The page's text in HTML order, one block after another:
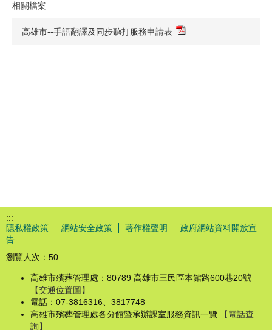
相關檔案
高雄市--手語翻譯及同步聽打服務申請表
:::
隱私權政策
網站安全政策 著作權聲明
政府網站資料開放宣
告
瀏覽人次： 50
高雄市殯葬管理處：80789 高雄市三民區本館路600巷20號
【交通位置圖】
電話：07-3816316、3817748
高雄市殯葬管理處各分館暨承辦課室服務資訊一覽
【電話查
詢】